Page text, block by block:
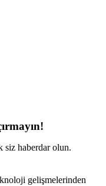
siz haberdar olun.
gelişmelerinden